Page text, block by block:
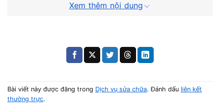
Xuất hiện tình trạng tương tự laptop Lenovo sạc không
Máy chỉ dùng được khi cắm điện
Xem thêm nội dung
Bài viết này được đăng trong Dịch vụ sửa chữa. Đánh dấu liên kết
thường trực.